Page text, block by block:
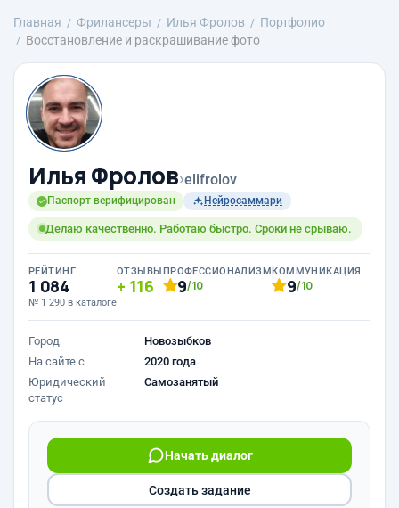
Главная Фрилансеры Илья Фролов
Портфолио
Восстановление и раскрашивание фото
Илья Фролов›elifrolov
Паспорт верифицирован Нейросаммари
Делаю качественно. Работаю быстро. Сроки не срываю.
РЕЙТИНГ
1 084
№ 1 290 в каталоге
ОТЗЫВЫ
116
ПРОФЕССИОНАЛИЗМ
9/10
КОММУНИКАЦИЯ
9/10
Город
Новозыбков
На сайте с
2020 года
Юридический
статус
Самозанятый
Начать диалог
Создать задание